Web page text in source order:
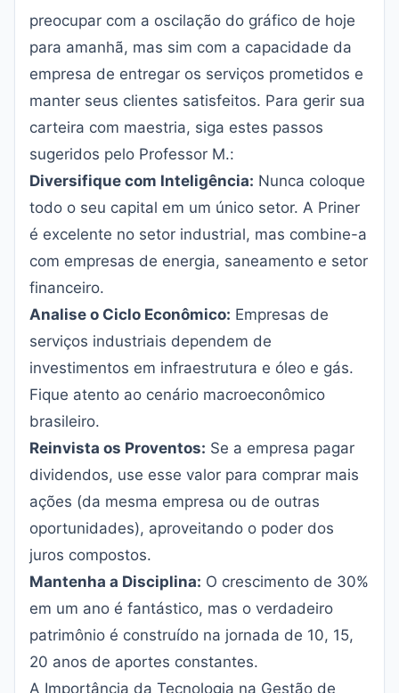
preocupar com a oscilação do gráfico de hoje
para amanhã, mas sim com a capacidade da
empresa de entregar os serviços prometidos e
manter seus clientes satisfeitos. Para gerir sua
carteira com maestria, siga estes passos
sugeridos pelo Professor M.:
Diversifique com Inteligência: Nunca coloque
todo o seu capital em um único setor. A Priner
é excelente no setor industrial, mas combine-a
com empresas de energia, saneamento e setor
financeiro.
Analise o Ciclo Econômico: Empresas de
serviços industriais dependem de
investimentos em infraestrutura e óleo e gás.
Fique atento ao cenário macroeconômico
brasileiro.
Reinvista os Proventos: Se a empresa pagar
dividendos, use esse valor para comprar mais
ações (da mesma empresa ou de outras
oportunidades), aproveitando o poder dos
juros compostos.
Mantenha a Disciplina: O crescimento de 30%
em um ano é fantástico, mas o verdadeiro
patrimônio é construído na jornada de 10, 15,
20 anos de aportes constantes.
A Importância da Tecnologia na Gestão de